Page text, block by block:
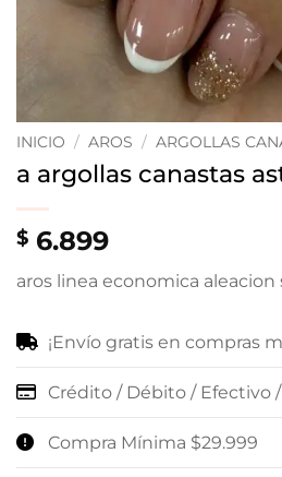
INICIO / AROS / ARGOLLAS
a argollas canastas
$ 6.899
aros linea economica
¡Envío gratis en compras
Crédito / Débito / Efectivo
Compra Mínima $29.999